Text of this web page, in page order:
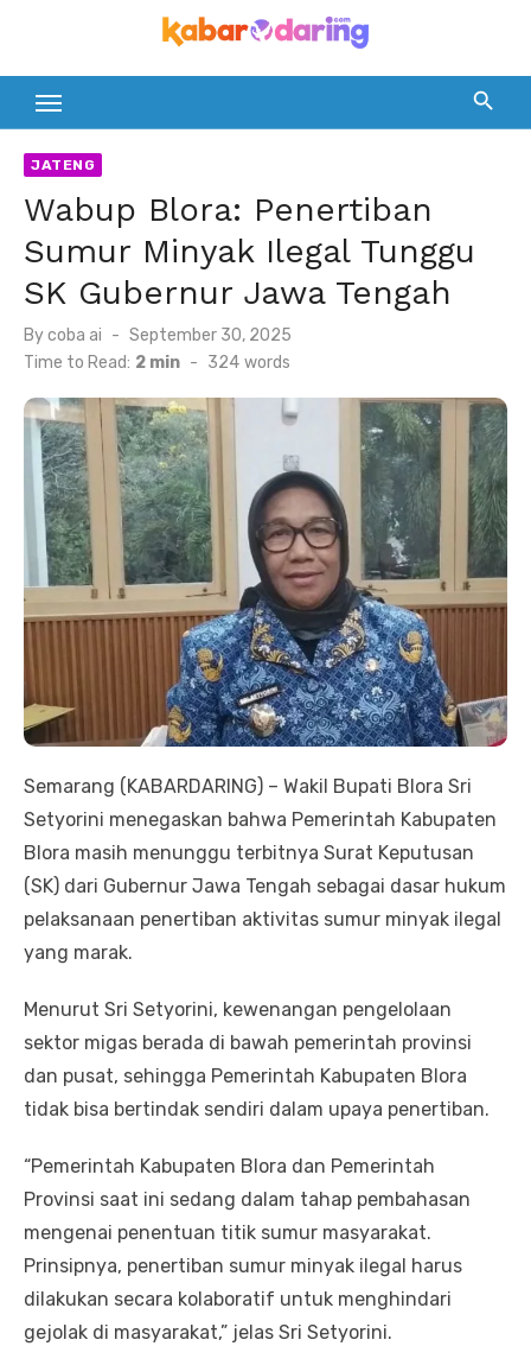
content
JATENG
Wabup Blora: Penertiban
Sumur Minyak Ilegal Tunggu
SK Gubernur Jawa Tengah
Bycoba ai
Posted
on
September 30, 2025
Time to Read: 2 min - 324 words
Semarang (KABARDARING) – Wakil Bupati Blora Sri
Setyorini menegaskan bahwa Pemerintah Kabupaten
Blora masih menunggu terbitnya Surat Keputusan
(SK) dari Gubernur Jawa Tengah sebagai dasar hukum
pelaksanaan penertiban aktivitas sumur minyak ilegal
yang marak.
Menurut Sri Setyorini, kewenangan pengelolaan
sektor migas berada di bawah pemerintah provinsi
dan pusat, sehingga Pemerintah Kabupaten Blora
tidak bisa bertindak sendiri dalam upaya penertiban.
“Pemerintah Kabupaten Blora dan Pemerintah
Provinsi saat ini sedang dalam tahap pembahasan
mengenai penentuan titik sumur masyarakat.
Prinsipnya, penertiban sumur minyak ilegal harus
dilakukan secara kolaboratif untuk menghindari
gejolak di masyarakat,” jelas Sri Setyorini.